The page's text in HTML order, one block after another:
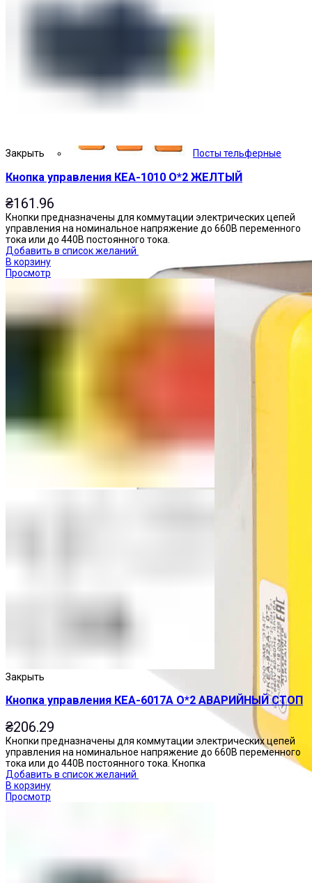
Посты тельферные
Посты управления
Закрыть
Кнопка управления КЕА-1010 О*2 ЖЕЛТЫЙ
₴161.96
Кнопки предназначены для коммутации электрических цепей
управления на номинальное напряжение до 660В переменного
тока или до 440В постоянного тока.
Добавить в список желаний
В корзину
Просмотр
Закрыть
Кнопка управления КЕА-6017А О*2 АВАРИЙНЫЙ СТОП
₴206.29
Кнопки предназначены для коммутации электрических цепей
управления на номинальное напряжение до 660В переменного
тока или до 440В постоянного тока. Кнопка
Добавить в список желаний
В корзину
Просмотр